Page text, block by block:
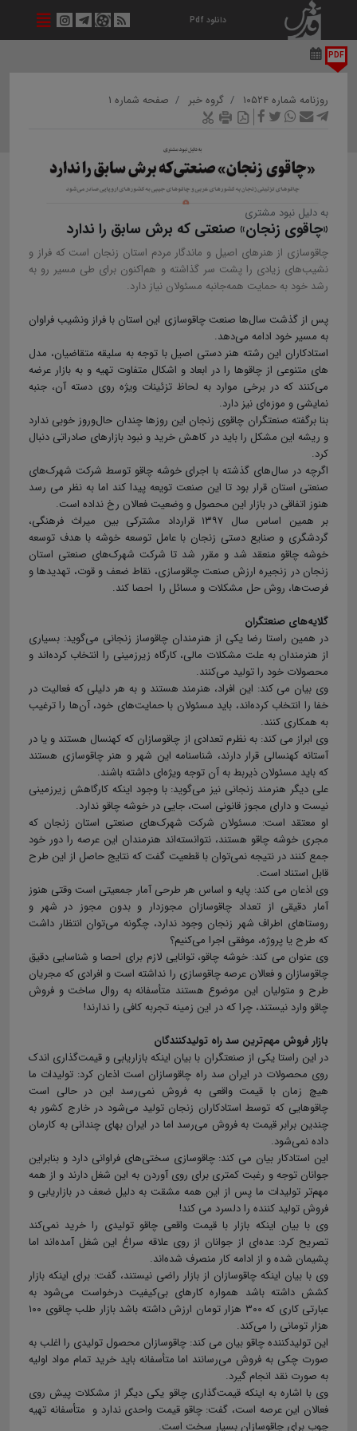
دانلود Pdf
PDF
روزنامه شماره ۱۰۵۲۴ گروه خبر صفحه شماره ۱
به دلیل نبود مشتری
«چاقوی زنجان» صنعتی که برش سابق را ندارد
چاقوسازی از هنرهای اصیل و ماندگار مردم استان زنجان است که فراز و
نشیب‌های زیادی را پشت سر گذاشته و هم‌اکنون برای طی مسیر رو به
رشد خود به حمایت همه‌جانبه مسئولان نیاز دارد.
پس از گذشت سال‌ها صنعت چاقوسازی این استان با فراز ونشیب فراوان
به مسیر خود ادامه می‌دهد.
استادکاران این رشته هنر دستی اصیل با توجه به سلیقه متقاضیان، مدل
های متنوعی از چاقوها را در ابعاد و اشکال متفاوت تهیه و به بازار عرضه
می‌کنند که در برخی موارد به لحاظ تزئینات ویژه روی دسته آن، جنبه
نمایشی و موزه‌ای نیز دارد.
بنا برگفته صنعتگران چاقوی زنجان این روزها چندان حال‌وروز خوبی ندارد
و ریشه این مشکل را باید در کاهش خرید و نبود بازارهای صادراتی دنبال
کرد.
اگرچه در سال‌های گذشته با اجرای خوشه چاقو توسط شرکت شهرک‌های
صنعتی استان قرار بود تا این صنعت تویعه پیدا کند اما به نظر می رسد
هنوز اتفاقی در بازار این محصول و وضعیت فعالان رخ نداده است.
بر همین اساس سال ۱۳۹۷ قرارداد مشترکی بین میراث فرهنگی،
گردشگری و صنایع دستی زنجان با عامل توسعه خوشه با هدف توسعه
خوشه چاقو منعقد شد و مقرر شد تا شرکت شهرک‌های صنعتی استان
زنجان در زنجیره ارزش صنعت چاقوسازی، نقاط ضعف و قوت، تهدیدها و
فرصت‌ها، روش حل مشکلات و مسائل را احصا کند.
گلایه‌های صنعتگران
در همین راستا رضا یکی از هنرمندان چاقوساز زنجانی می‌گوید: بسیاری
از هنرمندان به علت مشکلات مالی، کارگاه زیرزمینی را انتخاب کرده‌اند و
محصولات خود را تولید می‌کنند.
وی بیان می کند: این افراد، هنرمند هستند و به هر دلیلی که فعالیت در
خفا را انتخاب کرده‌اند، باید مسئولان با حمایت‌های خود، آن‌ها را ترغیب
به همکاری کنند.
وی ابراز می کند: به نظرم تعدادی از چاقوسازان که کهنسال هستند و یا در
آستانه کهنسالی قرار دارند، شناسنامه این شهر و هنر چاقوسازی هستند
که باید مسئولان ذیربط به آن توجه ویژه‌ای داشته باشند.
علی دیگر هنرمند زنجانی نیز می‌گوید: با وجود اینکه کارگاهش زیرزمینی
نیست و دارای مجوز قانونی است، جایی در خوشه چاقو ندارد.
او معتقد است: مسئولان شرکت شهرک‌های صنعتی استان زنجان که
مجری خوشه چاقو هستند، نتوانسته‌اند هنرمندان این عرصه را دور خود
جمع کنند در نتیجه نمی‌توان با قطعیت گفت که نتایج حاصل از این طرح
قابل استناد است.
وی اذعان می کند: پایه و اساس هر طرحی آمار جمعیتی است وقتی هنوز
آمار دقیقی از تعداد چاقوسازان مجوزدار و بدون مجوز در شهر و
روستاهای اطراف شهر زنجان وجود ندارد، چگونه می‌توان انتظار داشت
که طرح یا پروژه، موفقی اجرا می‌کنیم؟
وی عنوان می کند: خوشه چاقو، توانایی لازم برای احصا و شناسایی دقیق
چاقوسازان و فعالان عرصه چاقوسازی را نداشته است و افرادی که مجریان
طرح و متولیان این موضوع هستند متأسفانه به روال ساخت و فروش
چاقو وارد نیستند، چرا که در این زمینه تجربه کافی را ندارند!
بازار فروش مهم‌ترین سد راه تولیدکنندگان
در این راستا یکی از صنعتگران با بیان اینکه بازاریابی و قیمت‌گذاری اندک
روی محصولات در ایران سد راه چاقو‌سازان است اذعان کرد: تولیدات ما
هیچ زمان با قیمت واقعی به فروش نمی‌رسد این در حالی است
چاقوهایی که توسط استادکاران زنجان تولید می‌شود در خارج کشور به
چندین برابر قیمت به فروش می‌رسد اما در ایران بهای چندانی به کارمان
داده نمی‌شود.
این استادکار بیان می کند: چاقو‌سازی سختی‌های فراوانی دارد و بنابراین
جوانان توجه و رغبت کمتری برای روی آوردن به این شغل دارند و از همه
مهم‌تر تولیدات ما پس از این همه مشقت به دلیل ضعف در بازاریابی و
فروش تولید کننده را دلسرد می کند!
وی با بیان اینکه بازار با قیمت واقعی چاقو تولیدی را خرید نمی‌کند
تصریح کرد: عده‌ای از جوانان از روی علاقه سراغ این شغل آمده‌اند اما
پشیمان شده و از ادامه کار منصرف شده‌اند.
وی با بیان اینکه چاقو‌سازان از بازار راضی نیستند، گفت: برای اینکه بازار
کشش داشته باشد همواره کارهای بی‌کیفیت درخواست می‌شود به
عبارتی کاری که ۳۰۰ هزار تومان ارزش داشته باشد بازار طلب چاقوی ۱۰۰
هزار تومانی را می‌کند.
این تولیدکننده چاقو بیان می کند: چاقوسازان محصول تولیدی را اغلب به
صورت چکی به فروش می‌رسانند اما متأسفانه باید خرید تمام مواد اولیه
به صورت نقد انجام گیرد.
وی با اشاره به اینکه قیمت‌گذاری چاقو یکی دیگر از مشکلات پیش روی
فعالان این عرصه است، گفت: چاقو قیمت واحدی ندارد و متأسفانه تهیه
چوب‌ برای چاقو‌سازان بسیار سخت است.